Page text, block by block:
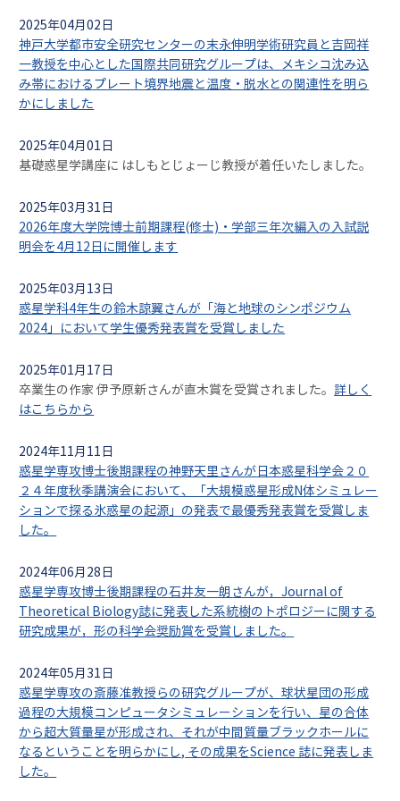
2025年04月02日
神戸大学都市安全研究センターの末永伸明学術研究員と吉岡祥
一教授を中心とした国際共同研究グループは、メキシコ沈み込
み帯におけるプレート境界地震と温度・脱水との関連性を明ら
かにしました
2025年04月01日
基礎惑星学講座に はしもとじょーじ教授が着任いたしました。
2025年03月31日
2026年度大学院博士前期課程(修士)・学部三年次編入の入試説
明会を4月12日に開催します
2025年03月13日
惑星学科4年生の鈴木諒翼さんが「海と地球のシンポジウム
2024」において学生優秀発表賞を受賞しました
2025年01月17日
卒業生の作家 伊予原新さんが直木賞を受賞されました。詳しく
はこちらから
2024年11月11日
惑星学専攻博士後期課程の神野天里さんが日本惑星科学会２０
２４年度秋季講演会において、「大規模惑星形成N体シミュレー
ションで探る氷惑星の起源」の発表で最優秀発表賞を受賞しま
した。
2024年06月28日
惑星学専攻博士後期課程の石井友一朗さんが，Journal of
Theoretical Biology誌に発表した系統樹のトポロジーに関する
研究成果が，形の科学会奨励賞を受賞しました。
2024年05月31日
惑星学専攻の斎藤准教授らの研究グループが、球状星団の形成
過程の大規模コンピュータシミュレーションを行い、星の合体
から超大質量星が形成され、それが中間質量ブラックホールに
なるということを明らかにし, その成果をScience 誌に発表しま
した。